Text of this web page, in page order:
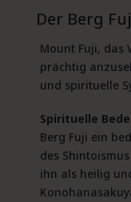
Der Berg
Mount Fuji, das
prächtig
und spirituelle
Spirituelle
Berg Fuji ein
des
ihn als heilig